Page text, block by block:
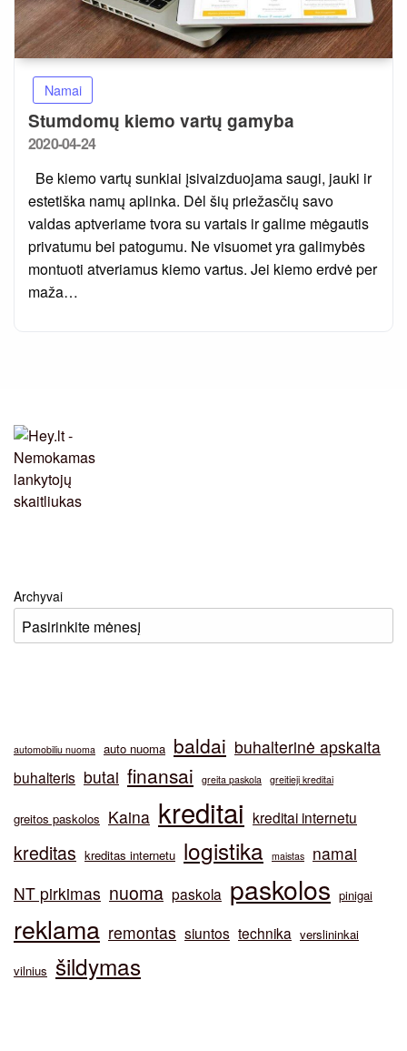
Namai
Stumdomų kiemo vartų gamyba
Posted
2020-04-24
Be kiemo vartų sunkiai įsivaizduojama saugi, jauki ir
estetiška namų aplinka. Dėl šių priežasčių savo
valdas aptveriame tvora su vartais ir galime mėgautis
privatumu bei patogumu. Ne visuomet yra galimybės
montuoti atveriamus kiemo vartus. Jei kiemo erdvė per
maža…
Archyvai
automobiliu nuoma auto nuoma baldai buhalterinė apskaita
buhalteris butai finansai greita paskola greitieji kreditai
greitos paskolos Kaina kreditai kreditai internetu
kreditas kreditas internetu logistika maistas
namai
NT pirkimas nuoma paskola paskolos pinigai
reklama remontas siuntos technika verslininkai
vilnius šildymas